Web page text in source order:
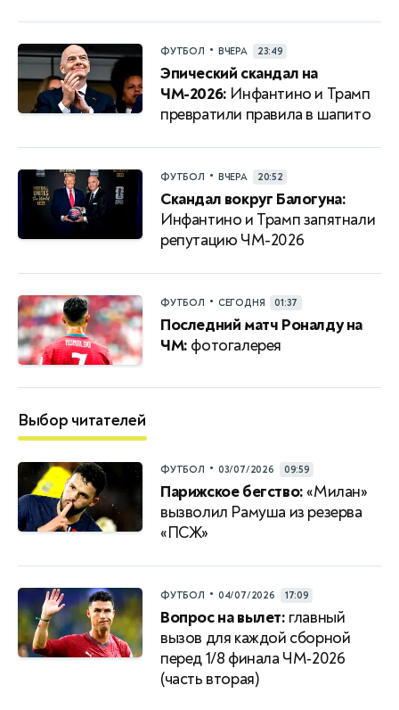
ФУТБОЛ • ВЧЕРА 23:49
Эпический скандал на
ЧМ-2026: Инфантино и Трамп
превратили правила в шапито
ФУТБОЛ • ВЧЕРА 20:52
Скандал вокруг Балогуна:
Инфантино и Трамп запятнали
репутацию ЧМ-2026
ФУТБОЛ • СЕГОДНЯ 01:37
Последний матч Роналду на
ЧМ: фотогалерея
Выбор читателей
ФУТБОЛ • 03/07/2026 09:59
Парижское бегство:«Милан»
вызволил Рамуша из резерва
«ПСЖ»
ФУТБОЛ • 04/07/2026 17:09
Вопрос на вылет: главный
вызов для каждой сборной
перед 1/8 финала ЧМ‑2026
(часть вторая)